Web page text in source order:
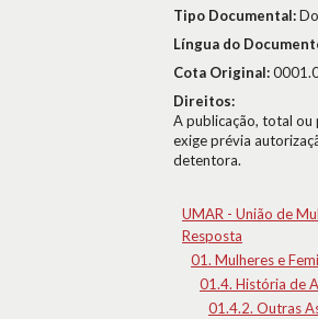
Tipo Documental:
Língua do
Cota Original:
Direitos:
A publicação, total ou
exige prévia
detentora.
UMAR - União de
Resposta
01. Mulheres e
01.4. História de
01.4.2. Outras